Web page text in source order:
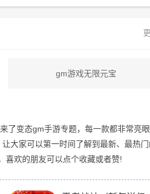
gm游戏无限元宝
了变态gm手游专题，每一款都非常亮眼
大家可以第一时间了解到最新、最热门
喜欢的朋友可以点个收藏或者赞!